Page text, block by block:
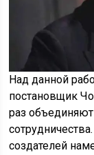
Над данной
постановщик
раз
создателей